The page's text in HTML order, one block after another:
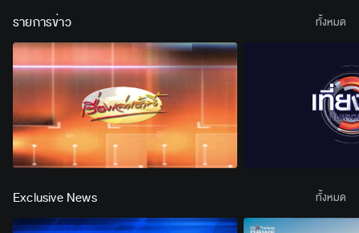
รายการข่าว ทั้งหมด
Exclusive News ทั้งหมด